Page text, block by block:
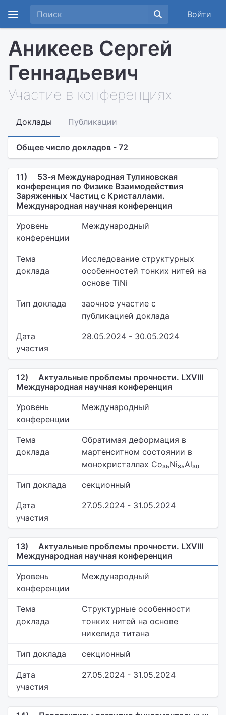
Войти
Аникеев Сергей
Геннадьевич
Участие в конференциях
Доклады Публикации
Общее число докладов - 72
11)
53-я Международная Тулиновская
конференция по Физике Взаимодействия
Заряженных Частиц с Кристаллами.
Международная научная конференция
Уровень
конференции
Международный
Тема
доклада
Исследование структурных
особенностей тонких нитей на
основе TiNi
Тип доклада
заочное участие с
публикацией доклада
Дата
участия
28.05.2024 - 30.05.2024
12)
Актуальные проблемы прочности. LXVIII
Международная научная конференция
Уровень
конференции
Международный
Тема
доклада
Обратимая деформация в
мартенситном состоянии в
монокристаллах Co₃₅Ni₃₅Al₃₀
Тип доклада секционный
Дата
участия
27.05.2024 - 31.05.2024
13)
Актуальные проблемы прочности. LXVIII
Международная научная конференция
Уровень
конференции
Международный
Тема
доклада
Структурные особенности
тонких нитей на основе
никелида титана
Тип доклада секционный
Дата
участия
27.05.2024 - 31.05.2024